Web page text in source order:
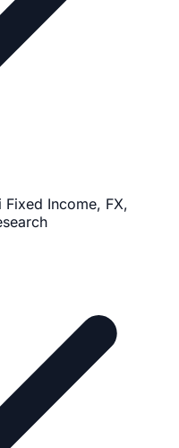
Income, FX,